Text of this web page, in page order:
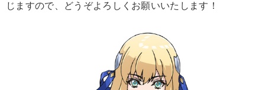
じますので、どうぞよろしくお願いいたします！